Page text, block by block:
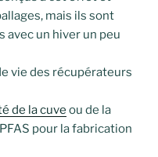
mais ils sont
avec un hiver un peu
vie des récupérateurs
de la cuve ou de la
pour la fabrication